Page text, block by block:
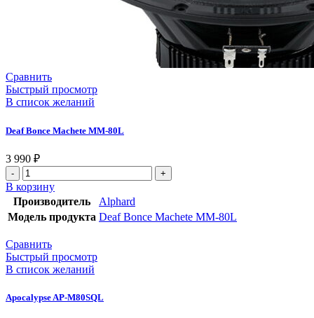
Сравнить
Быстрый просмотр
В список желаний
Deaf Bonce Machete MM-80L
3 990 ₽
Количество
товара
Deaf
Bonce
Machete
80L
В корзину
Производитель
Alphard
Модель продукта Deaf Bonce Machete MM-80L
Сравнить
Быстрый просмотр
В список желаний
Apocalypse AP-M80SQL